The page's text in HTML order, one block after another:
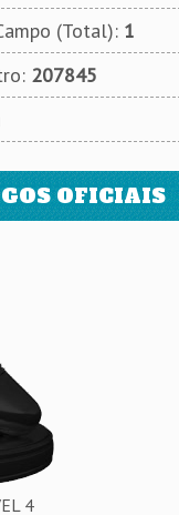
(Total): 1
207845
OFICIAIS
4